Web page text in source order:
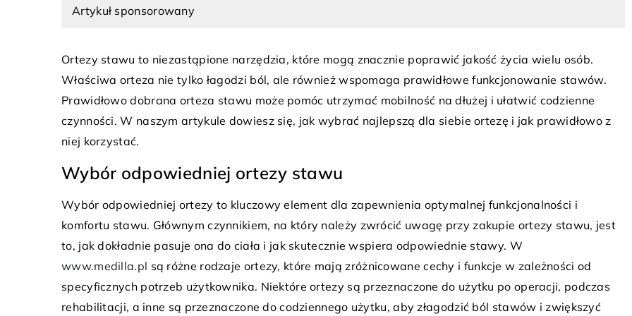
Artykuł sponsorowany
Ortezy stawu to niezastąpione narzędzia, które mogą znacznie poprawić jakość życia wielu osób.
Właściwa orteza nie tylko łagodzi ból, ale również wspomaga prawidłowe funkcjonowanie stawów.
Prawidłowo dobrana orteza stawu może pomóc utrzymać mobilność na dłużej i ułatwić codzienne
czynności. W naszym artykule dowiesz się, jak wybrać najlepszą dla siebie ortezę i jak prawidłowo z
niej korzystać.
Wybór odpowiedniej ortezy stawu
Wybór odpowiedniej ortezy to kluczowy element dla zapewnienia optymalnej funkcjonalności i
komfortu stawu. Głównym czynnikiem, na który należy zwrócić uwagę przy zakupie ortezy stawu, jest
to, jak dokładnie pasuje ona do ciała i jak skutecznie wspiera odpowiednie stawy. W
www.medilla.pl są różne rodzaje ortezy, które mają zróżnicowane cechy i funkcje w zależności od
specyficznych potrzeb użytkownika. Niektóre ortezy są przeznaczone do użytku po operacji, podczas
rehabilitacji, a inne są przeznaczone do codziennego użytku, aby złagodzić ból stawów i zwiększyć
sukienki zwiewne?
zwiewne — modny trend, który
cechy i dlaczego warto je mieć
garderobie!
8 maja 2023
Praktyczne porady dla zdrowych i
pięknych paznokci
Piękne i zdrowe paznokcie to wizytówka
każdej kobiety. Niezależnie od tego, czy
zdecydujesz się na naturalny manicure czy
bardziej ekstrawagancki wzór,
pielęgnacja paznokci jest podstawą, aby
1 sierpnia 2025
Dowiedz się, jaki wpływ ma kolorystyka
jednorazowych rękawiczek ochronnych
bezpieczeństwo i efektywność pracy w
różnych branżach. Odkryj, jak
dobór koloru może poprawić komfort i